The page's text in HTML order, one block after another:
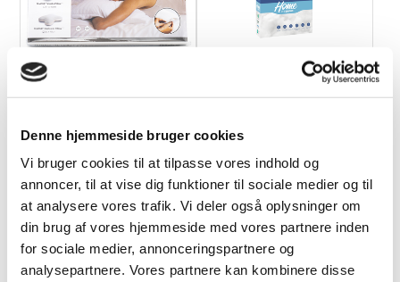
Denne hjemmeside bruger cookies
Vi bruger cookies til at tilpasse vores indhold og
annoncer, til at vise dig funktioner til sociale medier og til
at analysere vores trafik. Vi deler også oplysninger om
din brug af vores hjemmeside med vores partnere inden
for sociale medier, annonceringspartnere og
analysepartnere. Vores partnere kan kombinere disse
TEMPUR Betræk til
Ombracio
239,00 DKK
HOME BY TEMPUR®
Kølende Protector
699,00 DKK
Flere